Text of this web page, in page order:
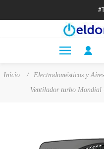
Inicio / Electrodomésticos y
Ventilador turbo